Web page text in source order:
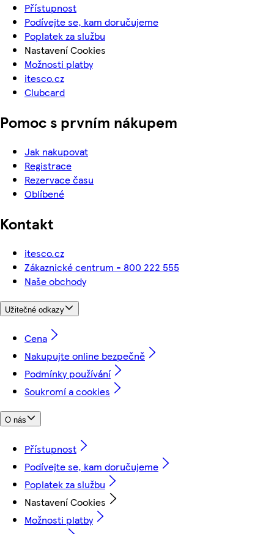
Přístupnost
Podívejte se, kam doručujeme
Poplatek za službu
Nastavení Cookies
Možnosti platby
itesco.cz
Clubcard
Pomoc s prvním nákupem
Jak nakupovat
Registrace
Rezervace času
Oblíbené
Kontakt
itesco.cz
Zákaznické centrum - 800 222 555
Naše obchody
Užitečné odkazy
Cena
Nakupujte online bezpečně
Podmínky používání
Soukromí a cookies
O nás
Přístupnost
Podívejte se, kam doručujeme
Poplatek za službu
Nastavení Cookies
Možnosti platby